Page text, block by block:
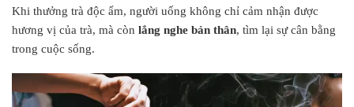
Khi thưởng trà độc ẩm, người uống không chỉ cảm nhận được
hương vị của trà, mà còn lắng nghe bản thân, tìm lại sự cân bằng
trong cuộc sống.